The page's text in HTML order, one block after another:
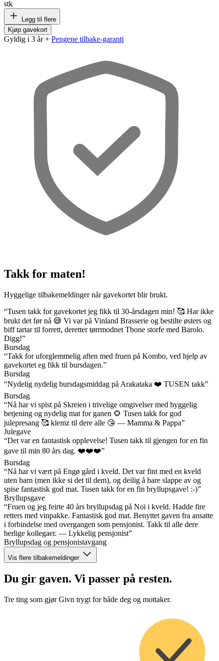
stk
Legg til flere
Kjøp gavekort
Gyldig i 3 år + Pengene tilbake-garanti
Takk for maten!
Hyggelige tilbakemeldinger når gavekortet blir brukt.
“Tusen takk for gavekortet jeg fikk til 30-årsdagen min! 🥰 Har ikke
brukt det før nå 😅 Vi var på Vinland Brasserie og bestilte østers og
biff tartar til forrett, deretter tørrmodnet Tbone storfe med Barolo.
Digg!”
Bursdag
“Takk for uforglemmelig aften med fruen på Kombo, ved hjelp av
gavekortet eg fikk til bursdagen.”
Bursdag
“Nydelig nydelig bursdagsmiddag på Arakataka ❤️ TUSEN takk”
Bursdag
“Nå har vi spist på Skreien i trivelige omgivelser med hyggelig
betjening og nydelig mat for ganen 🌻 Tusen takk for god
julepresang 🥰 klemz til dere alle 😘 — Mamma & Pappa”
Julegave
“Det var en fantastisk opplevelse! Tusen takk til gjengen for en fin
gave til min 80 års dag. ❤️❤️❤️”
Bursdag
“Nå har vi vært på Engø gård i kveld. Det var fint med en kveld
uten barn (men ikke si det til dem), og deilig å bare slappe av og
spise fantastisk god mat. Tusen takk for en fin bryllupsgave! :-)”
Bryllupsgave
“Fruen og jeg feirte 40 års bryllupsdag på Noi i kveld. Hadde fire
retters med vinpakke. Fantastisk god mat. Benyttet gaven fra ansatte
i forbindelse med overgangen som pensjonist. Takk til alle dere
herlige kollegaer. — Lykkelig pensjonist”
Bryllupsdag og pensjonistavgang
Vis flere tilbakemeldinger
Du gir gaven. Vi passer på resten.
Tre ting som gjør Givn trygt for både deg og mottaker.